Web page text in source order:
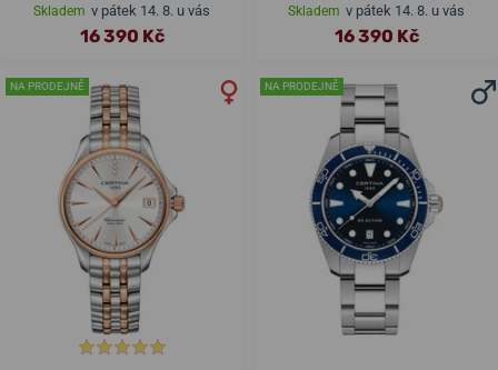
Skladem v pátek 14. 8. u vás
16 390 Kč
Skladem v pátek 14. 8. u vás
16 390 Kč
NA PRODEJNĚ NA PRODEJNĚ